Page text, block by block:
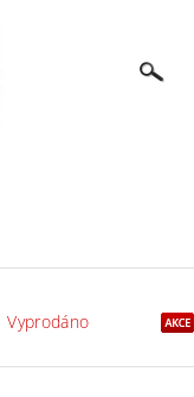
Vyprodáno